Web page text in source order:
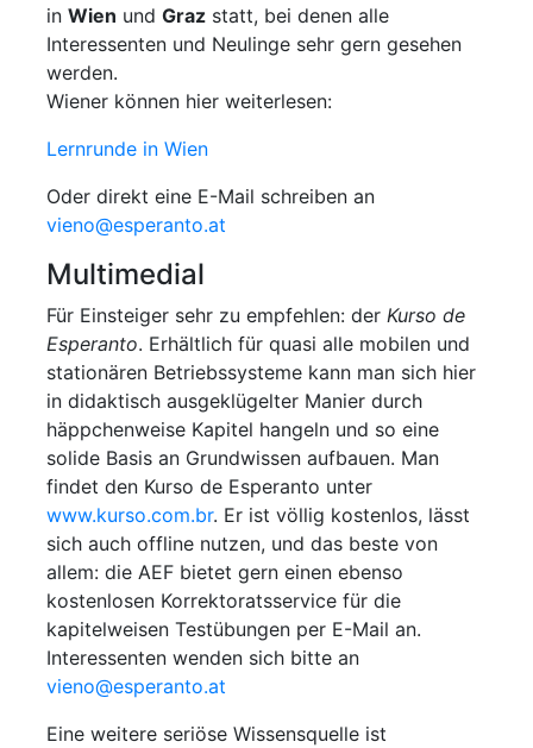
in Wien und Graz statt, bei denen alle
Interessenten und Neulinge sehr gern gesehen
werden.
Wiener können hier weiterlesen:
Lernrunde in Wien
Oder direkt eine E-Mail schreiben an
vieno@esperanto.at
Multimedial
Für Einsteiger sehr zu empfehlen: der Kurso de
Esperanto. Erhältlich für quasi alle mobilen und
stationären Betriebssysteme kann man sich hier
in didaktisch ausgeklügelter Manier durch
häppchenweise Kapitel hangeln und so eine
solide Basis an Grundwissen aufbauen. Man
findet den Kurso de Esperanto unter
www.kurso.com.br. Er ist völlig kostenlos, lässt
sich auch offline nutzen, und das beste von
allem: die AEF bietet gern einen ebenso
kostenlosen Korrektoratsservice für die
kapitelweisen Testübungen per E-Mail an.
Interessenten wenden sich bitte an
vieno@esperanto.at
Eine weitere seriöse Wissensquelle ist